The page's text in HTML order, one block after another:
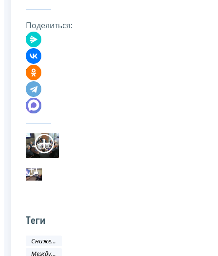
Поделиться:
Теги
Снижение административных барьеров
Международное сотрудничество